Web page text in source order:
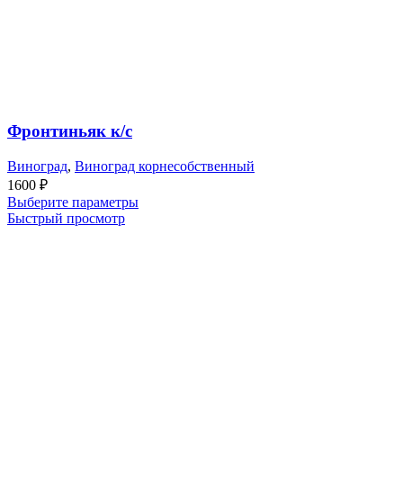
Фронтиньяк к/с
Виноград, Виноград корнесобственный
1600 ₽
Выберите параметры
Быстрый просмотр